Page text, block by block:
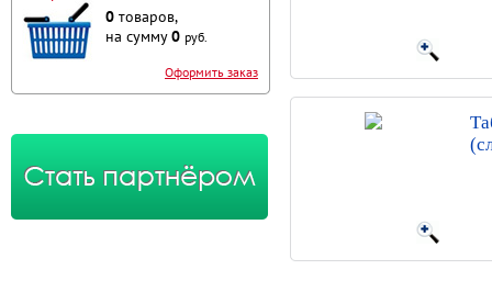
0 товаров,
на сумму0 руб.
Оформить заказ